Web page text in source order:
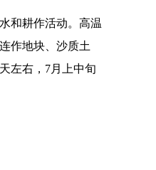
和耕作活动。高温
作地块、沙质土
左右，7月上中旬